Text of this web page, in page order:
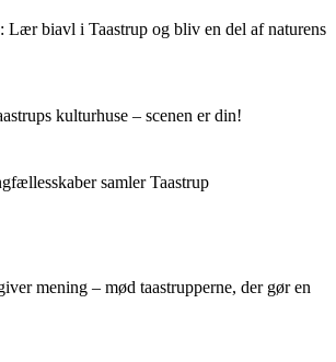
Lær biavl i Taastrup og bliv en del af naturens
kulturhuse – scenen er din!
samler Taastrup
mening – mød taastrupperne, der gør en